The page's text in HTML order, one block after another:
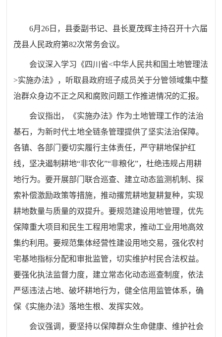
6月26日，县委副书记、县长夏茂辉主持召开十六届
茂县人民政府第82次常务会议。
会议深入学习《四川省<中华人民共和国土地管理法
>实施办法》，听取县政府班子成员关于分管领域集中整
治群众身边不正之风和腐败问题工作推进情况的汇报。
会议指出，《实施办法》作为土地管理工作的法治
基石，为新时代土地全链条管理提供了坚实法治保障。
各镇、各部门要切实履行主体责任，严守耕地保护红
线，坚决遏制耕地“非农化”“非粮化”，杜绝违规占用耕
地行为。要开展部门联合巡查、建立动态监测机制、探
索补偿激励政策等措施，推动撂荒耕地复耕复种，实现
耕地数量与质量的双提升。要规范建设用地管理，优先
保障重大项目和民生工程用地需求，推动工业用地高效
集约利用。要规范集体经营性建设用地交易，强化农村
宅基地指标分配和审批监管，切实维护村民合法权益。
要强化执法监督力度，建立常态化动态巡查制度，依法
严惩违法占地、破坏耕地行为，健全信用监管体系，确
保《实施办法》落地生根、发挥实效。
会议强调，要坚持以保障群众生命健康、维护社会